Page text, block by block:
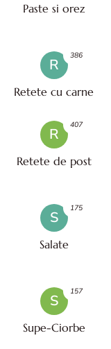
Paste si orez
R
Retete cu carne
386
R
Retete de post
407
S
Salate
175
S
Supe-Ciorbe
157